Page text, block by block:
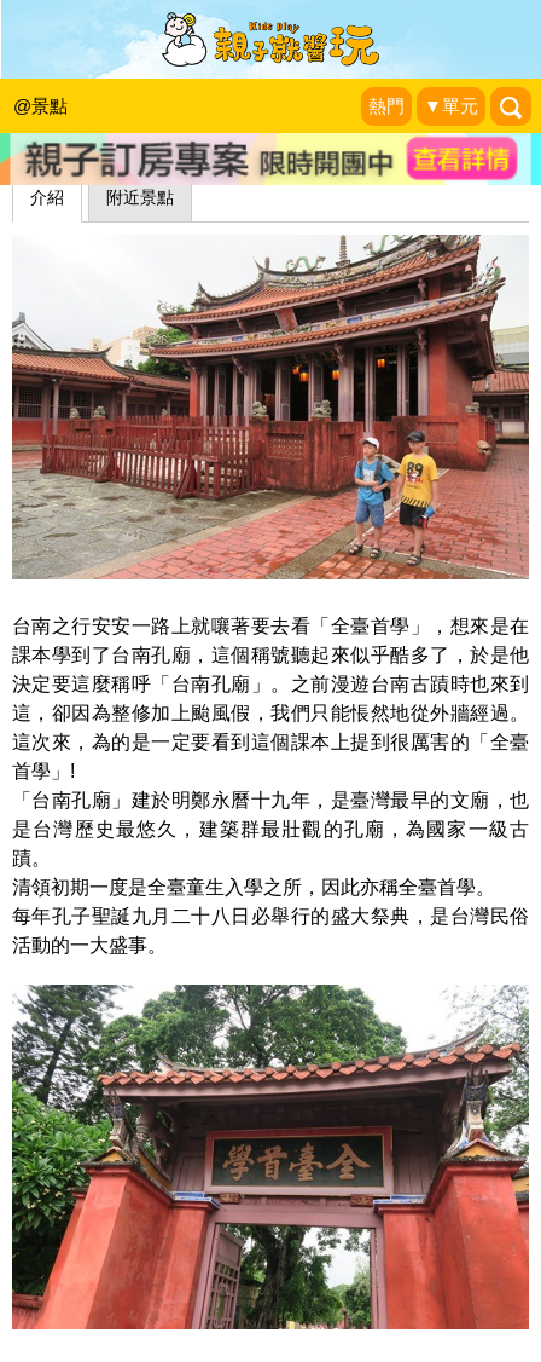
@景點 熱門 ▼單元
走入課本裡的全臺首學～台南孔廟
藍子兄弟
介紹 附近景點
台南之行安安一路上就嚷著要去看「全臺首學」，想來是在
課本學到了台南孔廟，這個稱號聽起來似乎酷多了，於是他
決定要這麼稱呼「台南孔廟」。之前漫遊台南古蹟時也來到
這，卻因為整修加上颱風假，我們只能悵然地從外牆經過。
這次來，為的是一定要看到這個課本上提到很厲害的「全臺
首學」!
「台南孔廟」建於明鄭永曆十九年，是臺灣最早的文廟，也
是台灣歷史最悠久，建築群最壯觀的孔廟，為國家一級古
蹟。
清領初期一度是全臺童生入學之所，因此亦稱全臺首學。
每年孔子聖誕九月二十八日必舉行的盛大祭典，是台灣民俗
活動的一大盛事。